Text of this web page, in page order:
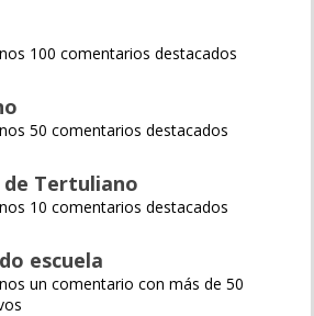
100 comentarios destacados
50 comentarios destacados
de Tertuliano
10 comentarios destacados
escuela
un comentario con más de 50